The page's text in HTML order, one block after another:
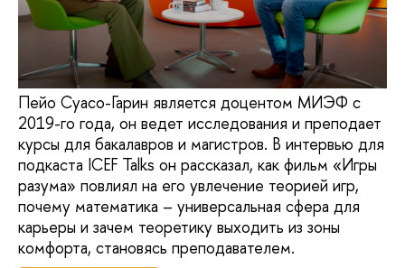
Пейо Суасо-Гарин является доцентом МИЭФ с
2019-го года, он ведет исследования и преподает
курсы для бакалавров и магистров. В интервью для
подкаста ICEF Talks он рассказал, как фильм «Игры
разума» повлиял на его увлечение теорией игр,
почему математика – универсальная сфера для
карьеры и зачем теоретику выходить из зоны
комфорта, становясь преподавателем.